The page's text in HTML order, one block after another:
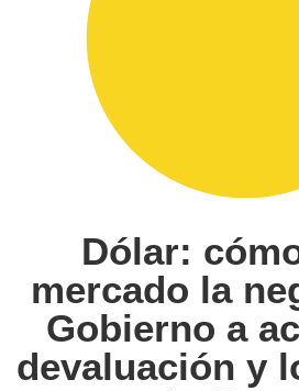
Dólar:
mercado la
Gobierno a
devaluación y